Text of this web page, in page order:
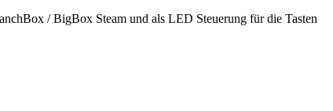
/ BigBox Steam und als LED Steuerung für die Tasten